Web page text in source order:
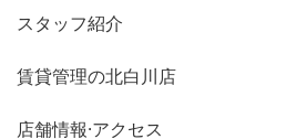
スタッフ紹介
賃貸管理の北白川店
店舗情報·アクセス